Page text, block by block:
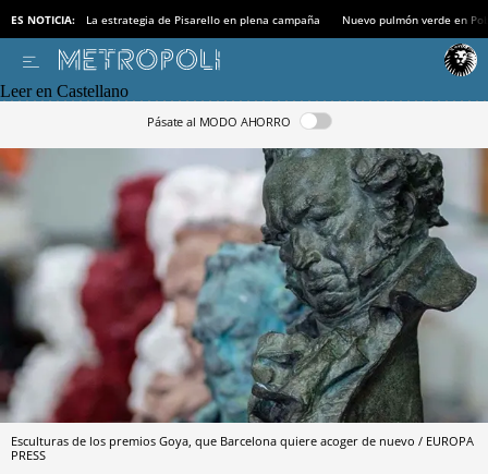
ES NOTICIA: La estrategia de Pisarello en plena campaña Nuevo pulmón verde en
Leer en Castellano
Pásate al MODO AHORRO
Esculturas de los premios Goya, que Barcelona quiere acoger de nuevo / EUROPA
PRESS